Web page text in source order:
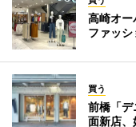
高崎オ
ファッシ
買う
前橋「
面新店、